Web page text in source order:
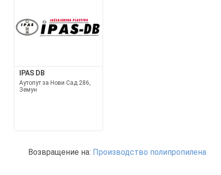
IPAS DB
Аутопут за Нови Сад 286,
Земун
Возвращение на: Производство полипропилена